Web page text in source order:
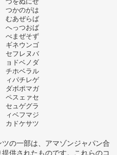
つかのがは
むあぜらば
へっつおば
べまぜそず
ギネウンゴ
セフレヌバ
ョドベノダ
チホベラル
ィパチレゲ
ダボポマガ
ペスェァセ
セュゲグラ
ィベフマジ
カドケサツ
の一部は、アマゾンジャパン合
供されたものです。これらのコ